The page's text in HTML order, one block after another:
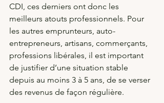
CDI, ces derniers ont donc les
meilleurs atouts professionnels. Pour
les autres emprunteurs, auto-
entrepreneurs, artisans, commerçants,
professions libérales, il est important
de justifier d’une situation stable
depuis au moins 3 à 5 ans, de se verser
des revenus de façon régulière.